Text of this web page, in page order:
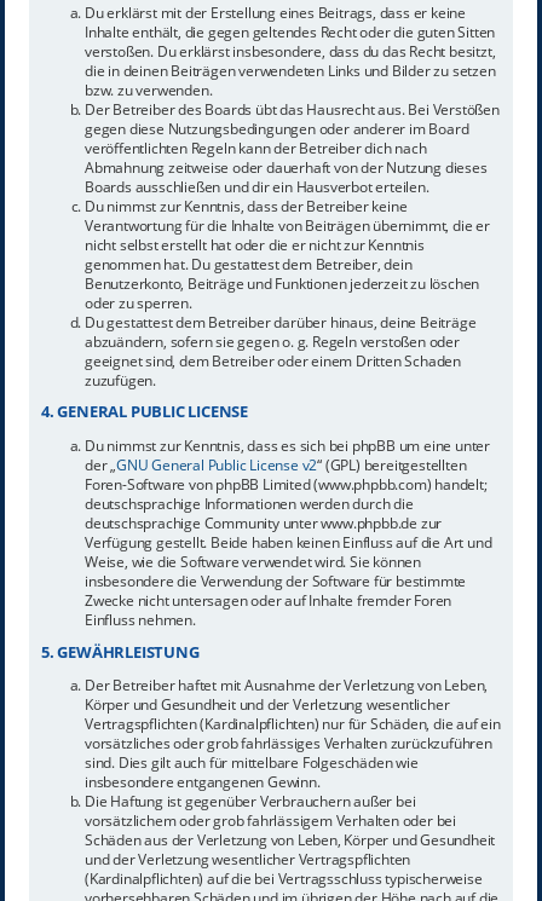
Du erklärst mit der Erstellung eines Beitrags, dass er keine
Inhalte enthält, die gegen geltendes Recht oder die guten Sitten
verstoßen. Du erklärst insbesondere, dass du das Recht besitzt,
die in deinen Beiträgen verwendeten Links und Bilder zu setzen
bzw. zu verwenden.
Der Betreiber des Boards übt das Hausrecht aus. Bei Verstößen
gegen diese Nutzungsbedingungen oder anderer im Board
veröffentlichten Regeln kann der Betreiber dich nach
Abmahnung zeitweise oder dauerhaft von der Nutzung dieses
Boards ausschließen und dir ein Hausverbot erteilen.
Du nimmst zur Kenntnis, dass der Betreiber keine
Verantwortung für die Inhalte von Beiträgen übernimmt, die er
nicht selbst erstellt hat oder die er nicht zur Kenntnis
genommen hat. Du gestattest dem Betreiber, dein
Benutzerkonto, Beiträge und Funktionen jederzeit zu löschen
oder zu sperren.
Du gestattest dem Betreiber darüber hinaus, deine Beiträge
abzuändern, sofern sie gegen o. g. Regeln verstoßen oder
geeignet sind, dem Betreiber oder einem Dritten Schaden
zuzufügen.
4. GENERAL PUBLIC LICENSE
Du nimmst zur Kenntnis, dass es sich bei phpBB um eine unter
der „GNU General Public License v2“ (GPL) bereitgestellten
Foren-Software von phpBB Limited (www.phpbb.com) handelt;
deutschsprachige Informationen werden durch die
deutschsprachige Community unter www.phpbb.de zur
Verfügung gestellt. Beide haben keinen Einfluss auf die Art und
Weise, wie die Software verwendet wird. Sie können
insbesondere die Verwendung der Software für bestimmte
Zwecke nicht untersagen oder auf Inhalte fremder Foren
Einfluss nehmen.
5. GEWÄHRLEISTUNG
Der Betreiber haftet mit Ausnahme der Verletzung von Leben,
Körper und Gesundheit und der Verletzung wesentlicher
Vertragspflichten (Kardinalpflichten) nur für Schäden, die auf ein
vorsätzliches oder grob fahrlässiges Verhalten zurückzuführen
sind. Dies gilt auch für mittelbare Folgeschäden wie
insbesondere entgangenen Gewinn.
Die Haftung ist gegenüber Verbrauchern außer bei
vorsätzlichem oder grob fahrlässigem Verhalten oder bei
Schäden aus der Verletzung von Leben, Körper und Gesundheit
und der Verletzung wesentlicher Vertragspflichten
(Kardinalpflichten) auf die bei Vertragsschluss typischerweise